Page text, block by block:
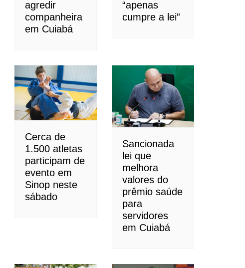
agredir
companheira
em Cuiabá
“apenas
cumpre a lei”
Cerca de
1.500 atletas
participam de
evento em
Sinop neste
sábado
Sancionada
lei que
melhora
valores do
prêmio saúde
para
servidores
em Cuiabá